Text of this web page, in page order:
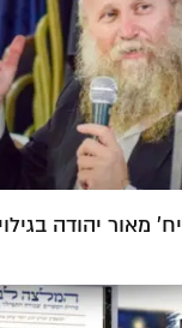
מאור יהודה